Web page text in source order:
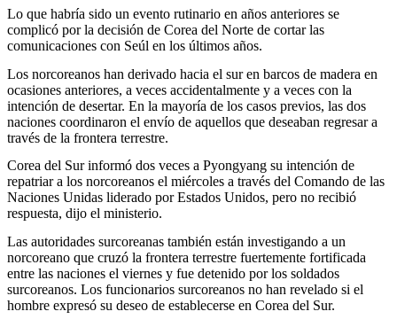
Lo que habría sido un evento rutinario en años anteriores se
complicó por la decisión de Corea del Norte de cortar las
comunicaciones con Seúl en los últimos años.
Los norcoreanos han derivado hacia el sur en barcos de madera en
ocasiones anteriores, a veces accidentalmente y a veces con la
intención de desertar. En la mayoría de los casos previos, las dos
naciones coordinaron el envío de aquellos que deseaban regresar a
través de la frontera terrestre.
Corea del Sur informó dos veces a Pyongyang su intención de
repatriar a los norcoreanos el miércoles a través del Comando de las
Naciones Unidas liderado por Estados Unidos, pero no recibió
respuesta, dijo el ministerio.
Las autoridades surcoreanas también están investigando a un
norcoreano que cruzó la frontera terrestre fuertemente fortificada
entre las naciones el viernes y fue detenido por los soldados
surcoreanos. Los funcionarios surcoreanos no han revelado si el
hombre expresó su deseo de establecerse en Corea del Sur.